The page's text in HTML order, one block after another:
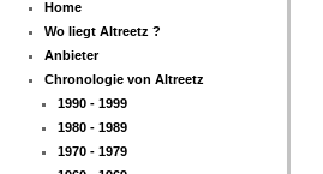
Home
Wo liegt Altreetz ?
Anbieter
Chronologie von Altreetz
1990 - 1999
1980 - 1989
1970 - 1979